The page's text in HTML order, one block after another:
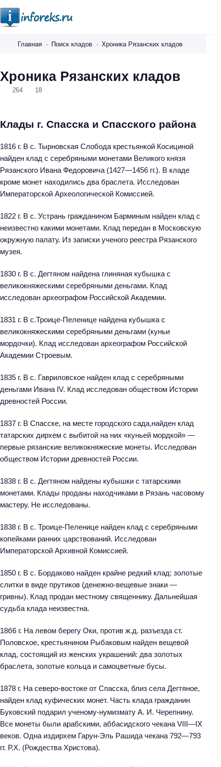
r
.
u
Главная Поиск кладов Хроника Рязанских кладов
Хроника Рязанских кладов
264 18
Клады г. Спасска и Спасского района
1816 г. В с. Тырновская Слобода крестьянкой Косициной
найден клад с серебряными монетами Великого князя
Рязанского Ивана Федоровича (1427—1456 гг.). В кладе
кроме монет находились два браслета. Исследован
Императорской Археологической Комиссией.
1822 г. В с. Устрань гражданином Барминым найден клад с
неизвестно какими монетами. Клад передан в Московскую
окружную палату. Из записки ученого реестра Рязанского
музея.
1830 г. В с. Дегтяном найдена глиняная кубышка с
великокняжескими серебряными деньгами. Клад
исследован археографом Российской Академии.
1831 г. В с.Троице-Пеленице найдена кубышка с
великокняжескими серебряными деньгами (куньи
мордочки). Клад исследован археографом Российской
Академии Строевым.
1835 г. В с. Гавриловское найден клад с серебряными
деньгами Ивана IV. Клад исследован обществом Истории
древностей России.
1837 г. В Спасске, на месте городского сада,найден клад
татарских дирхем с выбитой на них «куньей мордкой» —
первые рязанские великокняжеские монеты. Исследован
обществом Истории древностей России.
1838 г. В с. Дегтяном найдены кубышки с татарскими
монетами. Клады проданы находчиками в Рязань часовому
мастеру. Не исследованы.
1838 г. В с. Троице-Пеленице найден клад с серебряными
копейками ранних царствований. Исследован
Императорской Архивной Комиссией.
1850 г. В с. Бордаково найден крайне редкий клад: золотые
слитки в виде прутиков (денежно-вещевые знаки —
гривны). Клад продан местному священнику. Дальнейшая
судьба клада неизвестна.
18б6 г. На левом берегу Оки, против ж.д. разъезда ст.
Половское, крестьянином Рыбаковым найден вещевой
клад, состоящий из женских украшений: два золотых
браслета, золотые кольца и самоцветные бусы.
1878 г. На северо-востоке от Спасска, близ села Дегтяное,
найден клад куфических монет. Часть клада гражданин
Буковский подарил ученому-нумизмату А. И. Черепнину.
Все монеты были арабскими, аббасидского чекана VIII—IX
веков. Одна издирхем Гарун-Эль Рашида чекана 792—793
гг. Р.Х. (Рождества Христова).